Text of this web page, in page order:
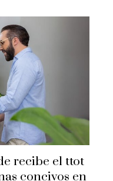
Marco Rubio